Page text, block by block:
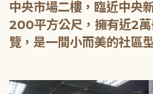
中央市場二樓，臨近中央
200平方公尺，擁有近2萬
覽，是一間小而美的社區